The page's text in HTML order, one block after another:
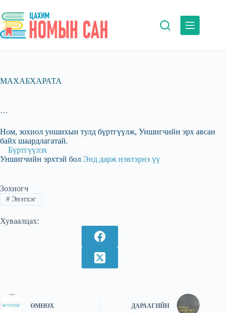
to
content
МАХАБХАРАТА
…
Ном, зохиол уншихын тулд бүртгүүлж, Уншигчийн эрх авсан
байх шаардлагатай.
Бүртгүүлэх
Уншигчийн эрхтэй бол Энд дарж нэвтэрнэ үү
Зохиогч
#Энэтхэг
Хуваалцах:
ӨМНӨХ ДАРААГИЙН